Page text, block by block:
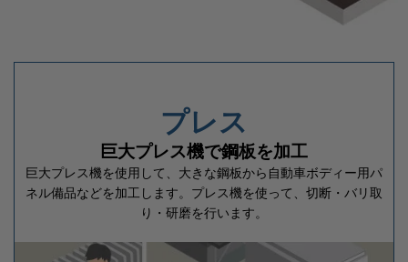
プレス
巨大プレス機で鋼板を加工
巨大プレス機を使用して、大きな鋼板から自動車ボディー用パ
ネル備品などを加工します。プレス機を使って、切断・バリ取
り・研磨を行います。